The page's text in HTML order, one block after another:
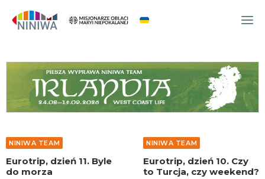
WYDARZENIA
O NAS
WSPÓLNOTA
NINIWA TEAM
FESTIWAL ŻYCIA
NINIWA TEAM
Eurotrip, dzień 11. Byle
do morza
NINIWA TEAM
Eurotrip, dzień 10. Czy
to Turcja, czy weekend?